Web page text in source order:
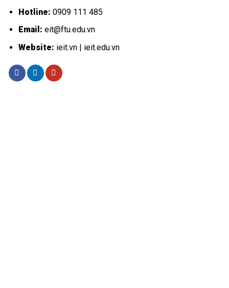
Hotline: 0909 111 485
Email: eit@ftu.edu.vn
Website: ieit.vn | ieit.edu.vn